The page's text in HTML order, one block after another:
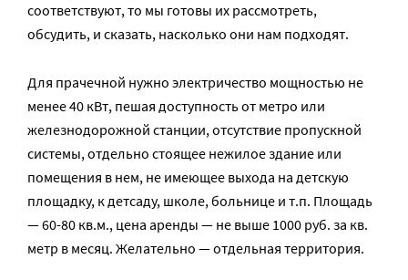
соответствуют, то мы готовы их рассмотреть,
обсудить, и сказать, насколько они нам подходят.
Для прачечной нужно электричество мощностью не
менее 40 кВт, пешая доступность от метро или
железнодорожной станции, отсутствие пропускной
системы, отдельно стоящее нежилое здание или
помещения в нем, не имеющее выхода на детскую
площадку, к детсаду, школе, больнице и т.п. Площадь
— 60-80 кв.м., цена аренды — не выше 1000 руб. за кв.
метр в месяц. Желательно — отдельная территория.